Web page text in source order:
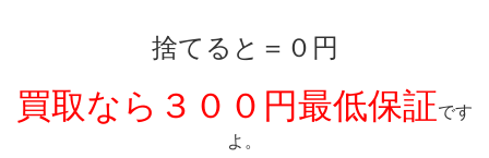
捨てると＝０円
買取なら３００円最低保証です
よ。